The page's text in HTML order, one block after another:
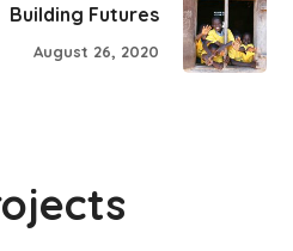
Building Futures
August 26, 2020